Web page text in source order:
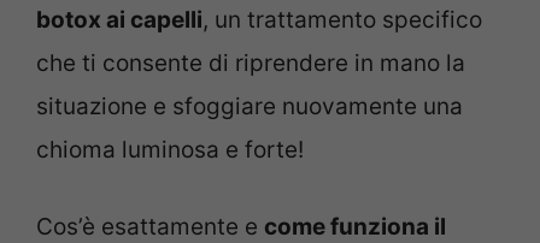
botox ai capelli, un trattamento specifico
che ti consente di riprendere in mano la
situazione e sfoggiare nuovamente una
chioma luminosa e forte!
Cos’è esattamente e come funziona il